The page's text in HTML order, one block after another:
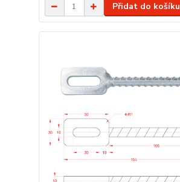
Přidat do košíku